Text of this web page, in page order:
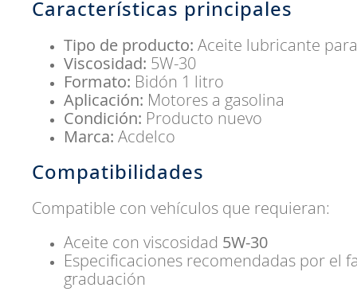
Características principales
Tipo de producto: Aceite lubricante
Viscosidad: 5W-30
Formato: Bidón 1 litro
Aplicación: Motores a gasolina
Condición: Producto nuevo
Marca: Acdelco
Compatibilidades
Compatible con vehículos que requieran:
Aceite con viscosidad 5W-30
Especificaciones recomendadas por el
graduación